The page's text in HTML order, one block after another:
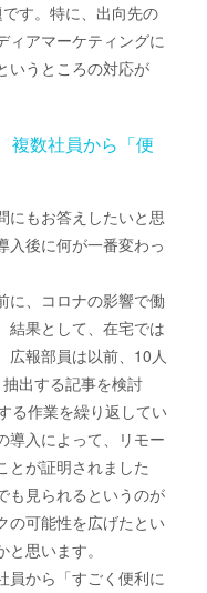
す。特に、出向先の
ィアマーケティングに
いうところの対応が
複数社員から「便
にもお答えしたいと思
入後に何が一番変わっ
に、コロナの影響で働
結果として、在宅では
広報部員は以前、10人
出する記事を検討
る作業を繰り返してい
導入によって、リモー
とが証明されました
も見られるというのが
の可能性を広げたとい
思います。
員から「すごく便利に